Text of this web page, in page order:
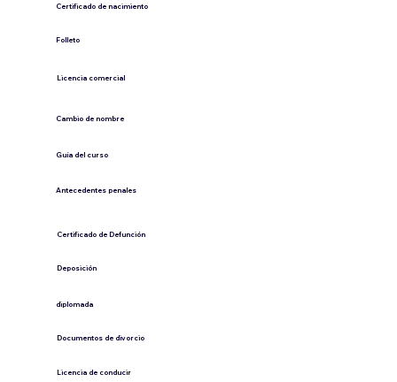
Certificado de nacimiento
Folleto
​Licencia comercial
Cambio de nombre
Guía del curso
Antecedentes penales
​Certificado de Defunción
​Deposición
diplomada
Documentos de divorcio
Licencia de conducir